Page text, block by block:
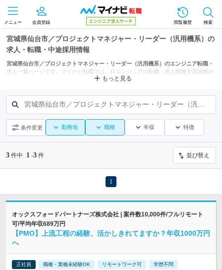
メニュー 会員登録 閲覧履歴 検索
宮城県仙台市／プロジェクトマネジャー・リーダー（汎用機系）の
求人・転職・中途採用情報
宮城県仙台市／プロジェクトマネジャー・リーダー（汎用機系）のエンジニア転職・
求人一覧ページです。マイナビ転職では、ITエンジニアの転職・求人情報を宮城県の
もっと見る
宮城県仙台市／プロジェクトマネジャー・リーダー（汎用機系）
条件変更 勤務地 職種 年収 特徴
3 件中 1 -3 件 並び替え
1
オックスフォードパートナーズ株式会社 | 案件数10,000件/フルリモート
可/平均年収689万円
【PMO】上流工程の経験、活かしきれてますか？年収1000万円
へ
正社員 職種・業種未経験OK リモートワーク可 学歴不問